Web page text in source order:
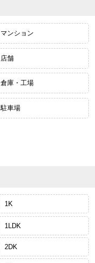
マンション
店舗
倉庫・工場
駐車場
1K
1LDK
2DK